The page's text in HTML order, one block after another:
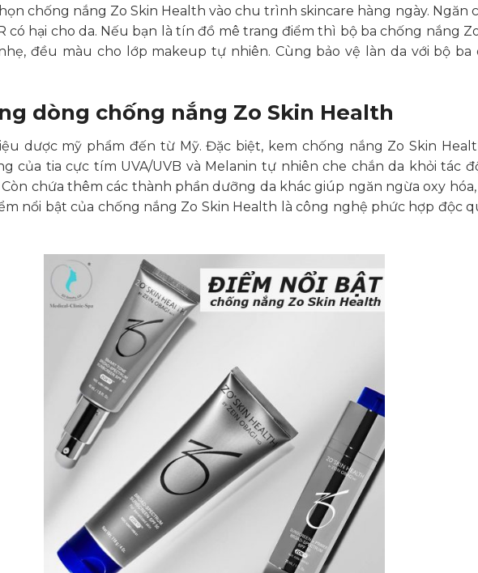
chống nắng Zo Skin Health vào chu trình skincare hàng ngày. Ngăn
có hại cho da. Nếu bạn là tín đồ mê trang điểm thì bộ ba chống nắng
đều màu cho lớp makeup tự nhiên. Cùng bảo vệ làn da với bộ ba
dòng chống nắng Zo Skin Health
dược mỹ phẩm đến từ Mỹ. Đặc biệt, kem chống nắng Zo Skin
của tia cực tím UVA/UVB và Melanin tự nhiên che chắn da khỏi tác
Còn chứa thêm các thành phần dưỡng da khác giúp ngăn ngừa oxy
nổi bật của chống nắng Zo Skin Health là công nghệ phức hợp độc